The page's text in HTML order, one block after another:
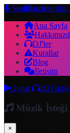
SesliBizdeMOBİL
Ana Sayfa
DJ'ler
Kurallar
Blog
İletişim
Oynat
DJ Girişi
Müzik İsteği
×